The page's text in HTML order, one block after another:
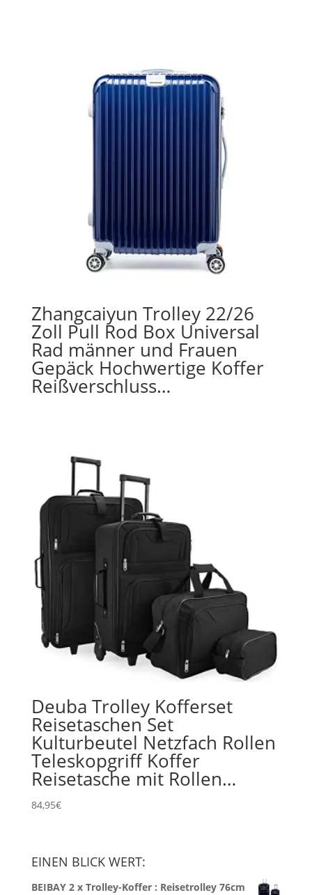
Zhangcaiyun Trolley 22/26
Zoll Pull Rod Box Universal
Rad männer und Frauen
Gepäck Hochwertige Koffer
Reißverschluss…
Deuba Trolley Kofferset
Reisetaschen Set
Kulturbeutel Netzfach Rollen
Teleskopgriff Koffer
Reisetasche mit Rollen…
84,95€
EINEN BLICK WERT:
BEIBAY 2 x Trolley-Koffer : Reisetrolley 76cm